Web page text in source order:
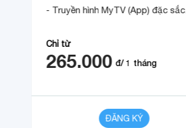
- Truyền hình MyTV (App) đặc sắc.
12 tháng.
Chỉ từ
265.000 đ/1 tháng
ĐĂNG KÝ